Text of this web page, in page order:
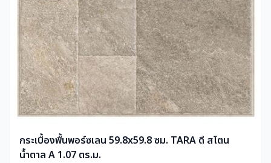
กระเบื้องพื้นพอร์ซเลน 59.8x59.8 ซม. TARA ดี สโตน
น้ำตาล A 1.07 ตร.ม.